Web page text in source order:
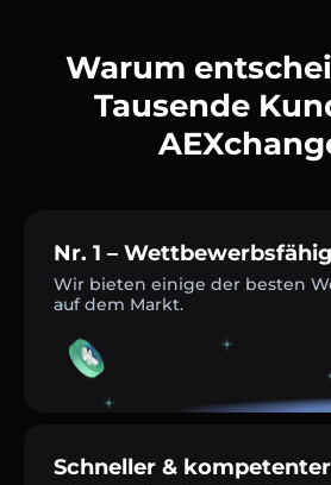
Warum
Tausende
Nr. 1 –
Wir bieten einige der besten
auf dem Markt.
Schneller &